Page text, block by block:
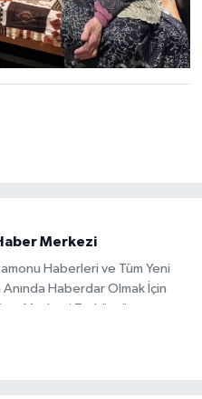
Merkezi
Haberleri ve Tüm Yeni
Haberdar Olmak İçin
Merkezi Taşköprü